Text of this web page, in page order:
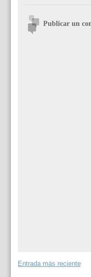
Publicar un
Entrada más reciente